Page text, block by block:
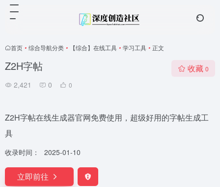
首页 • 综合导航分类 • 【综合】在线工具 • 学习工具 • 正文
Z2H字帖
2,421 0 0
收藏 0
Z2H字帖在线生成器官网免费使用，超级好用的字帖生成工
具
收录时间： 2025-01-10
立即前往